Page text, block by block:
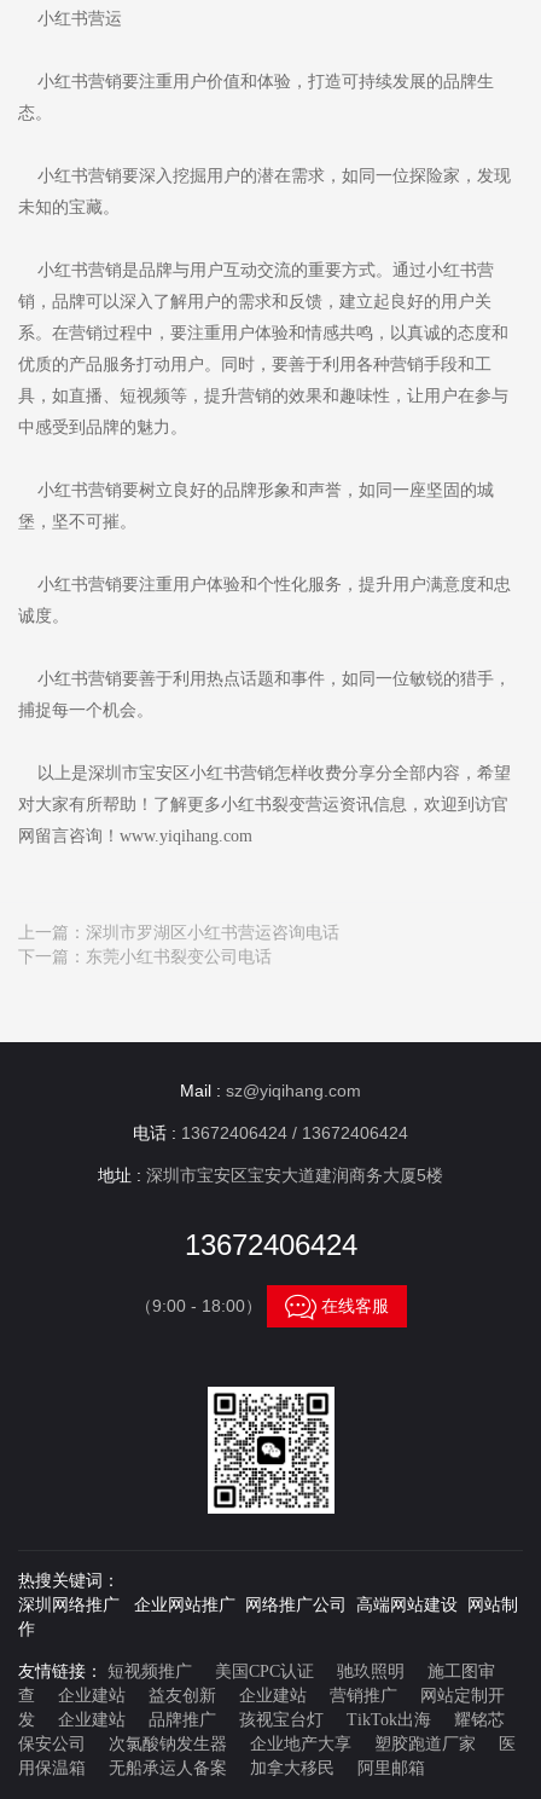
小红书营运
小红书营销要注重用户价值和体验，打造可持续发展的品牌生
态。
小红书营销要深入挖掘用户的潜在需求，如同一位探险家，发现
未知的宝藏。
小红书营销是品牌与用户互动交流的重要方式。通过小红书营
销，品牌可以深入了解用户的需求和反馈，建立起良好的用户关
系。在营销过程中，要注重用户体验和情感共鸣，以真诚的态度和
优质的产品服务打动用户。同时，要善于利用各种营销手段和工
具，如直播、短视频等，提升营销的效果和趣味性，让用户在参与
中感受到品牌的魅力。
小红书营销要树立良好的品牌形象和声誉，如同一座坚固的城
堡，坚不可摧。
小红书营销要注重用户体验和个性化服务，提升用户满意度和忠
诚度。
小红书营销要善于利用热点话题和事件，如同一位敏锐的猎手，
捕捉每一个机会。
以上是深圳市宝安区小红书营销怎样收费分享分全部内容，希望
对大家有所帮助！了解更多小红书裂变营运资讯信息，欢迎到访官
网留言咨询！www.yiqihang.com
上一篇： 深圳市罗湖区小红书营运咨询电话
下一篇： 东莞小红书裂变公司电话
Mail : sz@yiqihang.com
电话 : 13672406424 / 13672406424
地址 : 深圳市宝安区宝安大道建润商务大厦5楼
13672406424
（9:00 - 18:00） 在线客服
热搜关键词：
深圳网络推广 企业网站推广 网络推广公司 高端网站建设 网站制
作
友情链接： 短视频推广 美国CPC认证 驰玖照明
施工图审
查
企业建站 益友创新 企业建站 营销推广
网站定制开
发
企业建站 品牌推广 孩视宝台灯 TikTok出海
耀铭芯
保安公司
次氯酸钠发生器 企业地产大享 塑胶跑道厂家
医
用保温箱
无船承运人备案 加拿大移民 阿里邮箱